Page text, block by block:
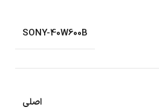
SONY-40W600B
اصلی